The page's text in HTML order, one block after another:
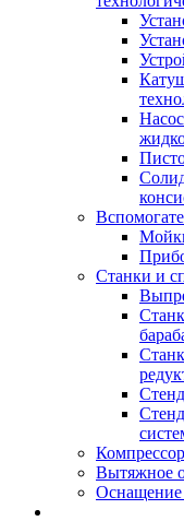
Станки и
Вытяжное
Оснащение